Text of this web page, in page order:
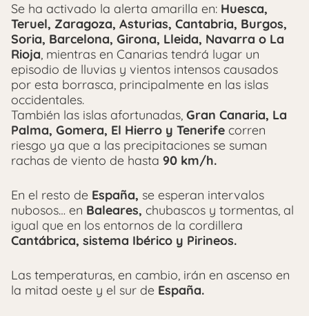
Se ha activado la alerta amarilla en: Huesca,
Teruel, Zaragoza, Asturias, Cantabria, Burgos,
Soria, Barcelona, Girona, Lleida, Navarra o La
Rioja, mientras en Canarias tendrá lugar un
episodio de lluvias y vientos intensos causados
por esta borrasca, principalmente en las islas
occidentales.
También las islas afortunadas, Gran Canaria, La
Palma, Gomera, El Hierro y Tenerife corren
riesgo ya que a las precipitaciones se suman
rachas de viento de hasta 90 km/h.
En el resto de España, se esperan intervalos
nubosos… en Baleares, chubascos y tormentas, al
igual que en los entornos de la cordillera
Cantábrica, sistema Ibérico y Pirineos.
Las temperaturas, en cambio, irán en ascenso en
la mitad oeste y el sur de España.